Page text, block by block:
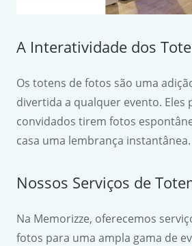
A Interatividade dos
Os totens de fotos são uma
divertida a qualquer evento. Eles
convidados tirem fotos
casa uma lembrança instantânea.
Nossos Serviços de
Na Memorizze, oferecemos
fotos para uma ampla gama de